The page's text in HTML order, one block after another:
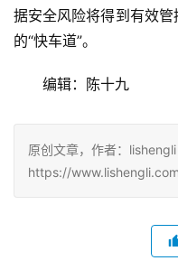
据安全风险将得到有效
的“快车道”。
编辑：陈十九
原创文章，作者：lishengli
https://